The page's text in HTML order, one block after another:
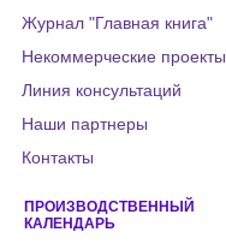
Журнал "Главная книга"
Некоммерческие проекты
Линия консультаций
Наши партнеры
Контакты
ПРОИЗВОДСТВЕННЫЙ
КАЛЕНДАРЬ